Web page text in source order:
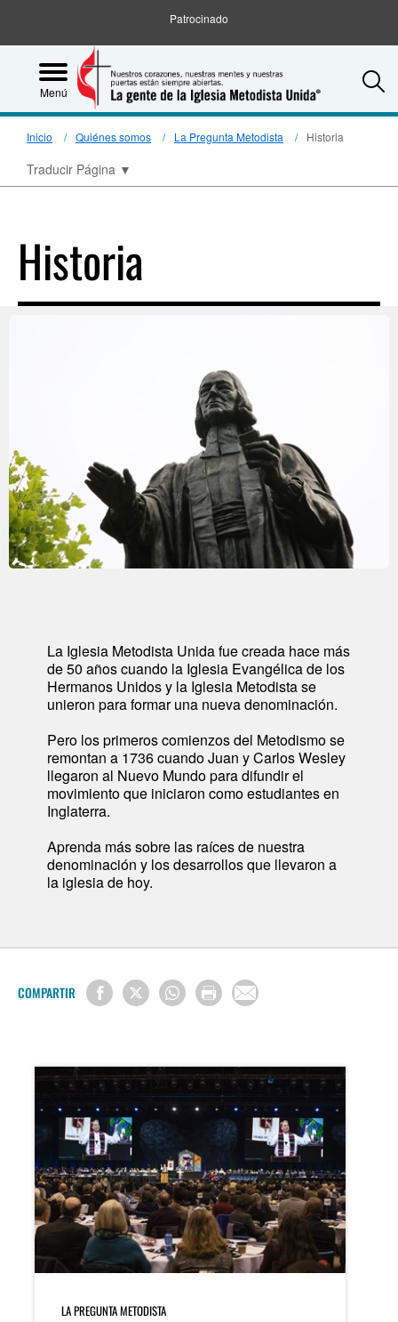
Patrocinado
Menú
Inicio Quiénes somos La Pregunta Metodista Historia
Traducir Página ▼
Historia
La Iglesia Metodista Unida fue creada hace más
de 50 años cuando la Iglesia Evangélica de los
Hermanos Unidos y la Iglesia Metodista se
unieron para formar una nueva denominación.
Pero los primeros comienzos del Metodismo se
remontan a 1736 cuando Juan y Carlos Wesley
llegaron al Nuevo Mundo para difundir el
movimiento que iniciaron como estudiantes en
Inglaterra.
Aprenda más sobre las raíces de nuestra
denominación y los desarrollos que llevaron a
la iglesia de hoy.
COMPARTIR
LA PREGUNTA METODISTA